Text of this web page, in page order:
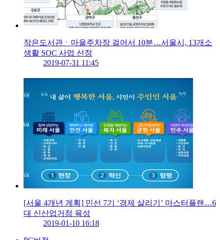
작은도서관ㆍ마을주차장 걸어서 10분…서울시, 13개소
생활 SOC 사업 선정
2019-07-31 11:45
[서울 4개년 계획] 민선 7기 ‘경제 살리기’ 마스터플랜…6
대 신산업거점 육성
2019-01-10 16:18